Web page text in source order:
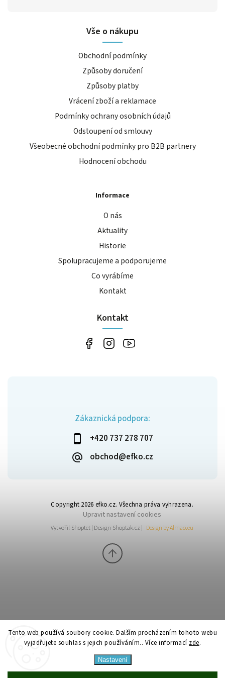
Tento web používá soubory cookie. Dalším procházením tohoto webu
vyjadřujete souhlas s jejich používáním.. Více informací zde.
Nastavení
Zákaznická podpora:
+420 737 278 707
obchod@efko.cz
Vše o nákupu
Obchodní podmínky
Způsoby doručení
Způsoby platby
Vrácení zboží a reklamace
Podmínky ochrany osobních údajů
Odstoupení od smlouvy
Všeobecné obchodní podmínky pro B2B partnery
Hodnocení obchodu
Informace
O nás
Aktuality
Historie
Spolupracujeme a podporujeme
Co vyrábíme
Kontakt
Kontakt
Copyright 2026 efko.cz. Všechna práva vyhrazena.
Upravit nastavení cookies
Vytvořil Shoptet| Design Shoptak.cz | Design by Almao.eu